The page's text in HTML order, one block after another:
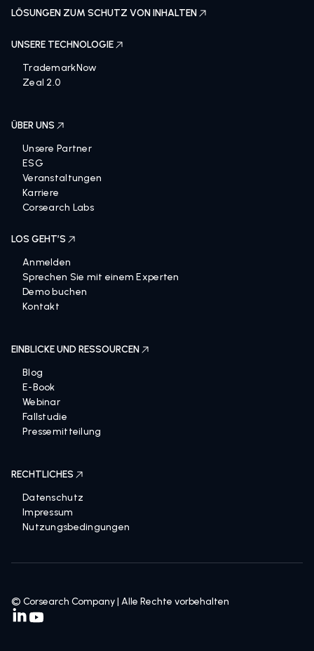
LÖSUNGEN ZUM SCHUTZ VON INHALTEN
UNSERE TECHNOLOGIE
TrademarkNow
Zeal 2.0
ÜBER UNS
Unsere Partner
ESG
Veranstaltungen
Karriere
Corsearch Labs
LOS GEHT’S
Anmelden
Sprechen Sie mit einem Experten
Demo buchen
Kontakt
EINBLICKE UND RESSOURCEN
Blog
E-Book
Webinar
Fallstudie
Pressemitteilung
RECHTLICHES
Datenschutz
Impressum
Nutzungsbedingungen
© Corsearch Company | Alle Rechte vorbehalten